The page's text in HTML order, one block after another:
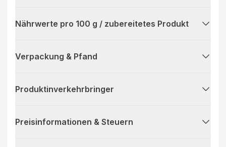
Nährwerte pro 100 g / zubereitetes Produkt
Verpackung & Pfand
Produktinverkehrbringer
Preisinformationen & Steuern